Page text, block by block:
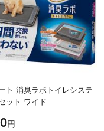
ト 消臭ラボトイレシステ
ット ワイド
円